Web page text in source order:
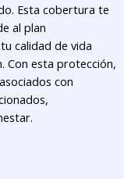
Esta cobertura te
al plan
calidad de vida
Con esta protección,
con